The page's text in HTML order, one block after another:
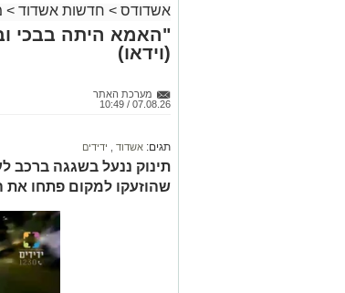
אשדודס > חדשות אשדוד >
"האמא היתה בבכי
(וידאו)
מערכת האתר
07.08.26 / 10:49
תגים: אשדוד ידידים
תינוק ננעל בשגגה ברכב
שהוזעקו למקום פתחו את